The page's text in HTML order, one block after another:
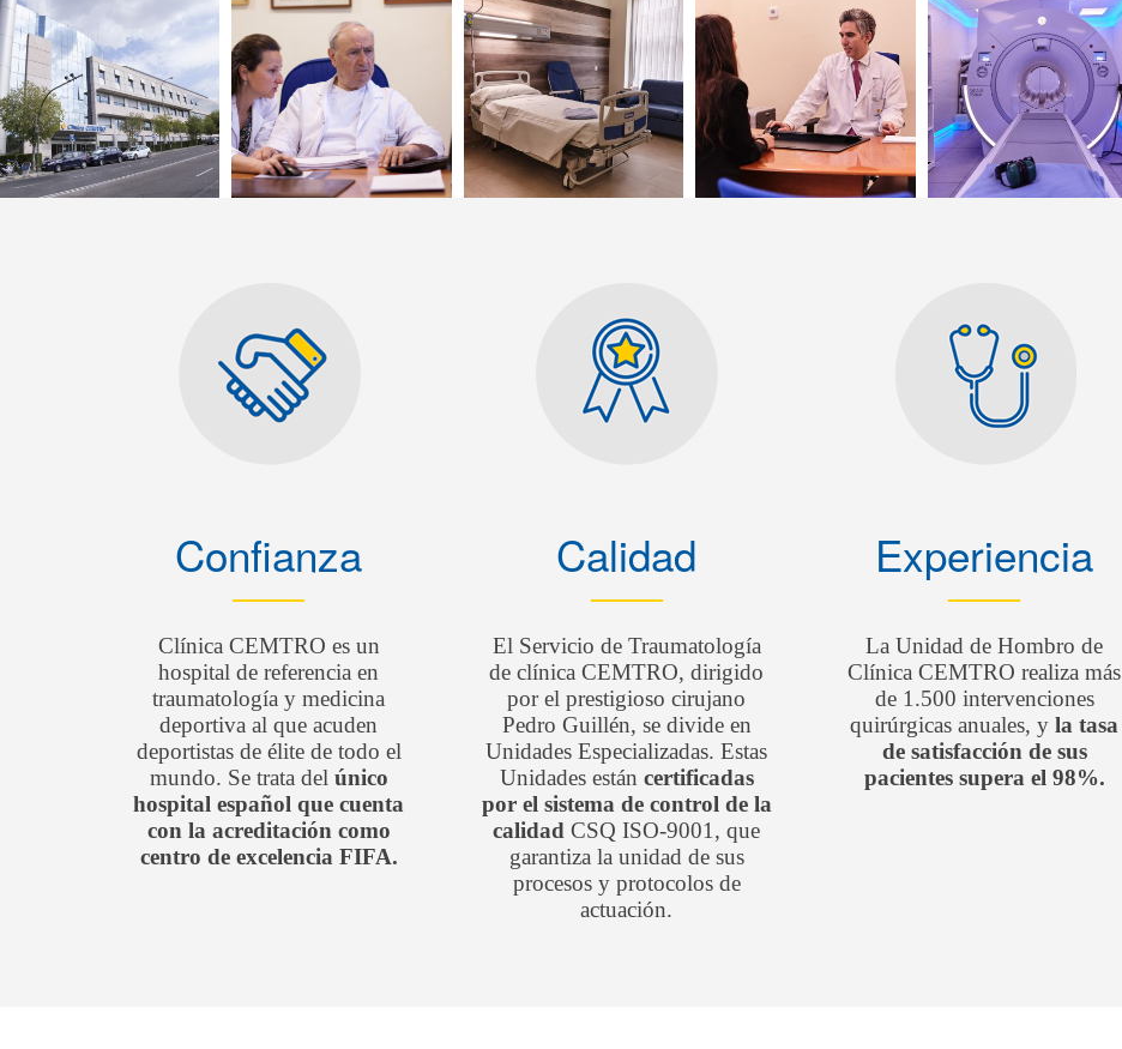
Confianza
Clínica CEMTRO es un
hospital de referencia en
traumatología y medicina
deportiva al que acuden
deportistas de élite de todo el
mundo. Se trata del único
hospital español que cuenta
con la acreditación como
centro de excelencia FIFA.
Calidad
El Servicio de Traumatología
de clínica CEMTRO, dirigido
por el prestigioso cirujano
Pedro Guillén, se divide en
Unidades Especializadas. Estas
Unidades están certificadas
por el sistema de control de la
calidad CSQ ISO-9001, que
garantiza la unidad de sus
procesos y protocolos de
actuación.
Experiencia
La Unidad de Hombro de
Clínica CEMTRO realiza más
de 1.500 intervenciones
quirúrgicas anuales, y la tasa
de satisfacción de sus
pacientes supera el 98%.